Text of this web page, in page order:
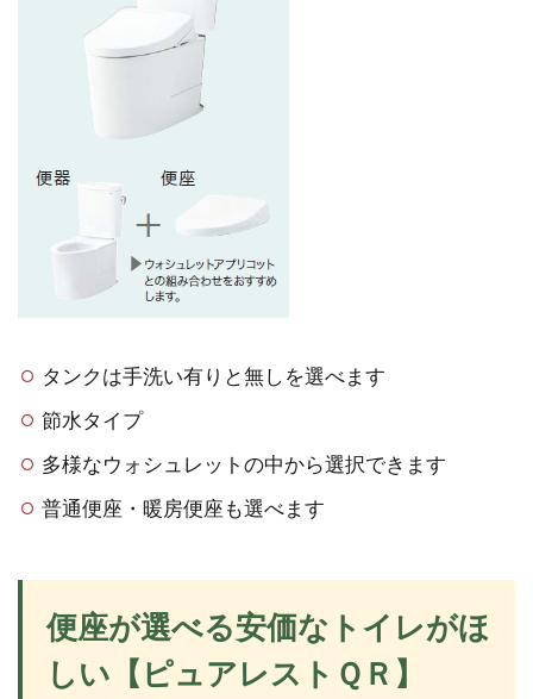
タンクは手洗い有りと無しを選べます
節水タイプ
多様なウォシュレットの中から選択できます
普通便座・暖房便座も選べます
便座が選べる安価なトイレがほ
しい【ピュアレストＱＲ】